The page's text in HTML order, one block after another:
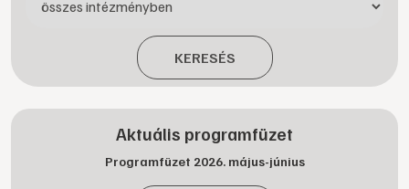
KERESÉS
Aktuális programfüzet
Programfüzet 2026. május-június